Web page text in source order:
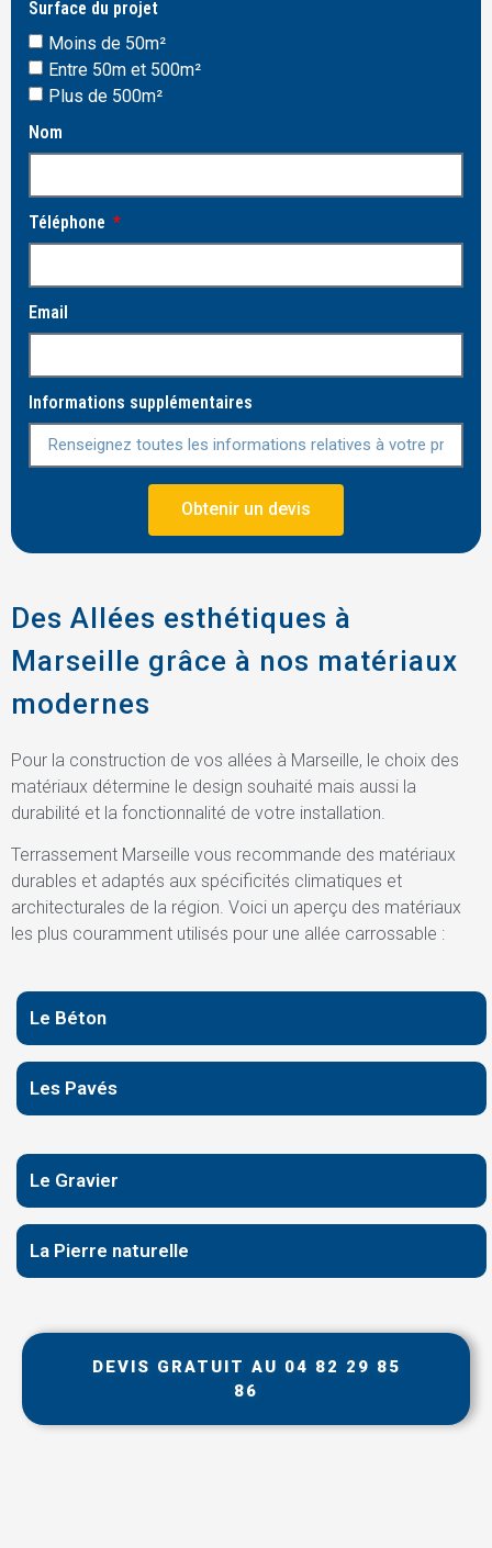
Surface du projet
Moins de 50m²
Entre 50m et 500m²
Plus de 500m²
Nom
Téléphone
Email
Informations supplémentaires
Obtenir un devis
Des Allées esthétiques à
Marseille grâce à nos matériaux
modernes
Pour la construction de vos allées à Marseille, le choix des
matériaux détermine le design souhaité mais aussi la
durabilité et la fonctionnalité de votre installation.
Terrassement Marseille vous recommande des matériaux
durables et adaptés aux spécificités climatiques et
architecturales de la région. Voici un aperçu des matériaux
les plus couramment utilisés pour une allée carrossable :
Le Béton
Les Pavés
Le Gravier
La Pierre naturelle
DEVIS GRATUIT AU 04 82 29 85
86